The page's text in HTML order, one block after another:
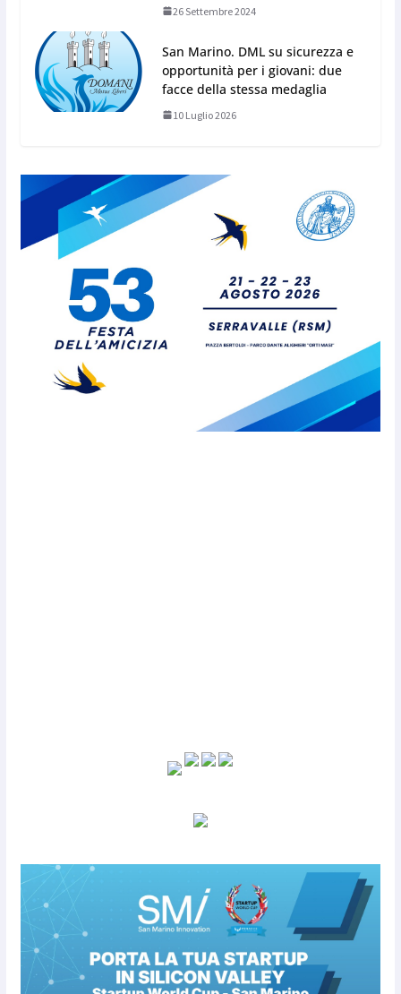
26 Settembre 2024
San Marino. DML su sicurezza e
opportunità per i giovani: due
facce della stessa medaglia
10 Luglio 2026